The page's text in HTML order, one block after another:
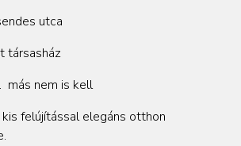
utca
társasház
más nem is kell
felújítással elegáns otthon